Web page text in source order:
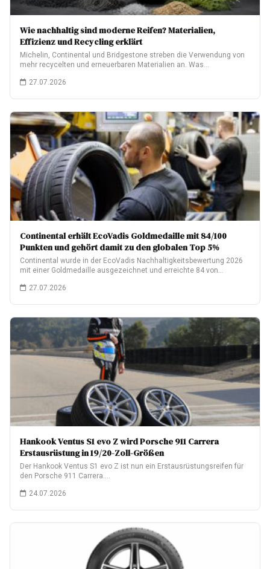
Wie nachhaltig sind moderne Reifen? Materialien,
Effizienz und Recycling erklärt
Michelin, Continental und Bridgestone streben die Verwendung von
mehr recycelten und erneuerbaren Materialien an. Was…
27.07.2026
Continental erhält EcoVadis Goldmedaille mit 84/100
Punkten und gehört damit zu den globalen Top 5%
Continental wurde in der EcoVadis Nachhaltigkeitsbewertung 2026
mit einer Goldmedaille ausgezeichnet und erreichte 84 von…
27.07.2026
Hankook Ventus S1 evo Z wird Porsche 911 Carrera
Erstausrüstung in 19/20-Zoll-Größen
Der Hankook Ventus S1 evo Z ist nun ein Erstausrüstungsreifen für
den Porsche 911 Carrera.…
24.07.2026